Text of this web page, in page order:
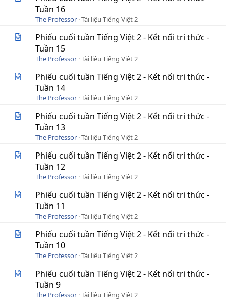
Tuần 16
The Professor Tài liệu Tiếng Việt 2
Phiếu cuối tuần Tiếng Việt 2 - Kết nối tri thức -
Tuần 15
The Professor Tài liệu Tiếng Việt 2
Phiếu cuối tuần Tiếng Việt 2 - Kết nối tri thức -
Tuần 14
The Professor Tài liệu Tiếng Việt 2
Phiếu cuối tuần Tiếng Việt 2 - Kết nối tri thức -
Tuần 13
The Professor Tài liệu Tiếng Việt 2
Phiếu cuối tuần Tiếng Việt 2 - Kết nối tri thức -
Tuần 12
The Professor Tài liệu Tiếng Việt 2
Phiếu cuối tuần Tiếng Việt 2 - Kết nối tri thức -
Tuần 11
The Professor Tài liệu Tiếng Việt 2
Phiếu cuối tuần Tiếng Việt 2 - Kết nối tri thức -
Tuần 10
The Professor Tài liệu Tiếng Việt 2
Phiếu cuối tuần Tiếng Việt 2 - Kết nối tri thức -
Tuần 9
The Professor Tài liệu Tiếng Việt 2